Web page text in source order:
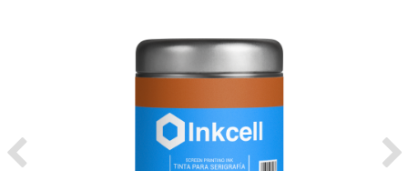
Previous